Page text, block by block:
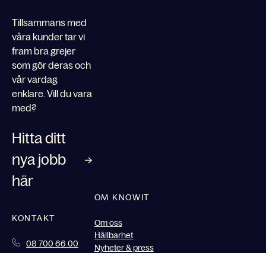
Tillsammans med
våra kunder tar vi
fram bra grejer
som gör deras och
vår vardag
enklare. Vill du vara
med?
Hitta ditt
nya jobb
här
KONTAKT
08 700 66 00
OM KNOWIT
Om oss
Hållbarhet
Nyheter & press